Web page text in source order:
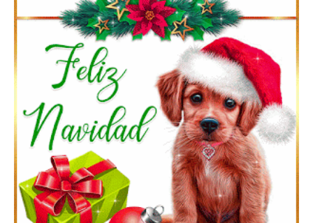
Feliz Navidad y próspero Año Nuevo Bianca